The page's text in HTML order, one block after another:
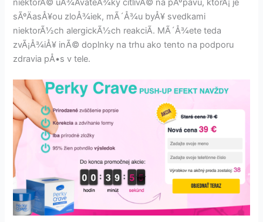
sÃºÄasÅ¥ou zloÅ¾iek, mÃ´Å¾u byÅ¥ svedkami
niektorÃ½ch alergickÃ½ch reakciÃ­. MÃ´Å¾ete teda
zvÃ¡Å¾iÅ¥ inÃ© doplnky na trhu ako tento na podporu
zdravia pÅ•s v tele.